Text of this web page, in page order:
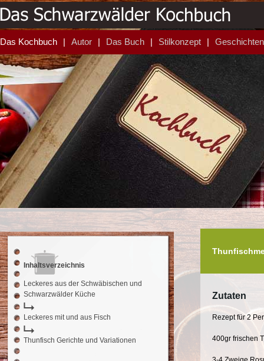
Das Kochbuch Autor Das Buch Stilkonzept Geschichten
Zutaten
Rezept für 2
400gr frischen
Inhaltsverzeichnis
Leckeres aus der Schwäbischen und
Schwarzwälder Küche
Leckeres mit und aus Fisch
Thunfisch Gerichte und Variationen